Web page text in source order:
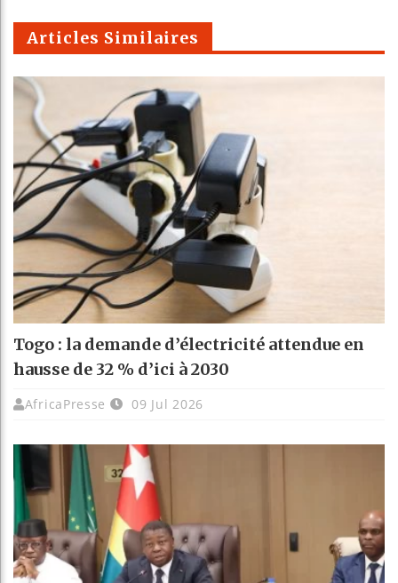
m
Articles Similaires
Togo : la demande d’électricité attendue en
hausse de 32 % d’ici à 2030
AfricaPresse 09 Jul 2026